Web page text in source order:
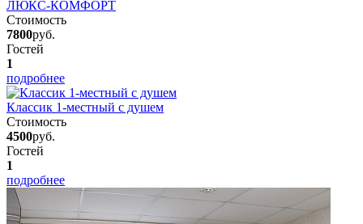
ЛЮКС-КОМФОРТ
Стоимость
7800руб.
Гостей
1
подробнее
Классик 1-местный с душем
Стоимость
4500руб.
Гостей
1
подробнее